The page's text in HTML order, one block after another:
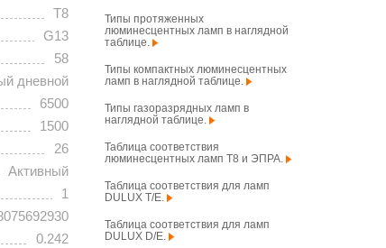
T8
G13
58
дневной
6500
1500
26
Активный
1
0.242
Типы протяженных
люминесцентных ламп в наглядной
таблице.
Типы компактных люминесцентных
ламп в наглядной таблице.
Типы газоразрядных ламп в
наглядной таблице.
Таблица соответствия
люминесцентных ламп T8 и ЭПРА.
Таблица соответствия для ламп
DULUX T/E.
Таблица соответствия для ламп
DULUX D/E.